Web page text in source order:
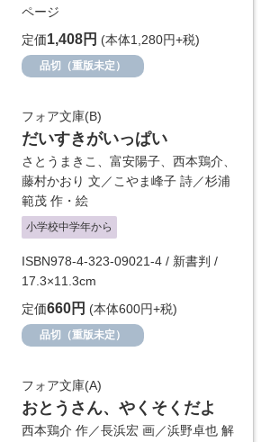
ページ
定価1,408円 (本体1,280円+税)
品切（重版未定）
フォア文庫(B)
だいすきがいっぱい
さとうまきこ 富安陽子 西本鶏介
藤村かおり 文／ こやま峰子 詩／杉浦
範茂 作・絵
小学校中学年から
ISBN978-4-323-09021-4 / 新書判 /
17.3×11.3cm
定価660円 (本体600円+税)
品切（重版未定）
フォア文庫(A)
おとうさん、やくそくだよ
西本鶏介 作／長浜宏 画／浜野卓也 解